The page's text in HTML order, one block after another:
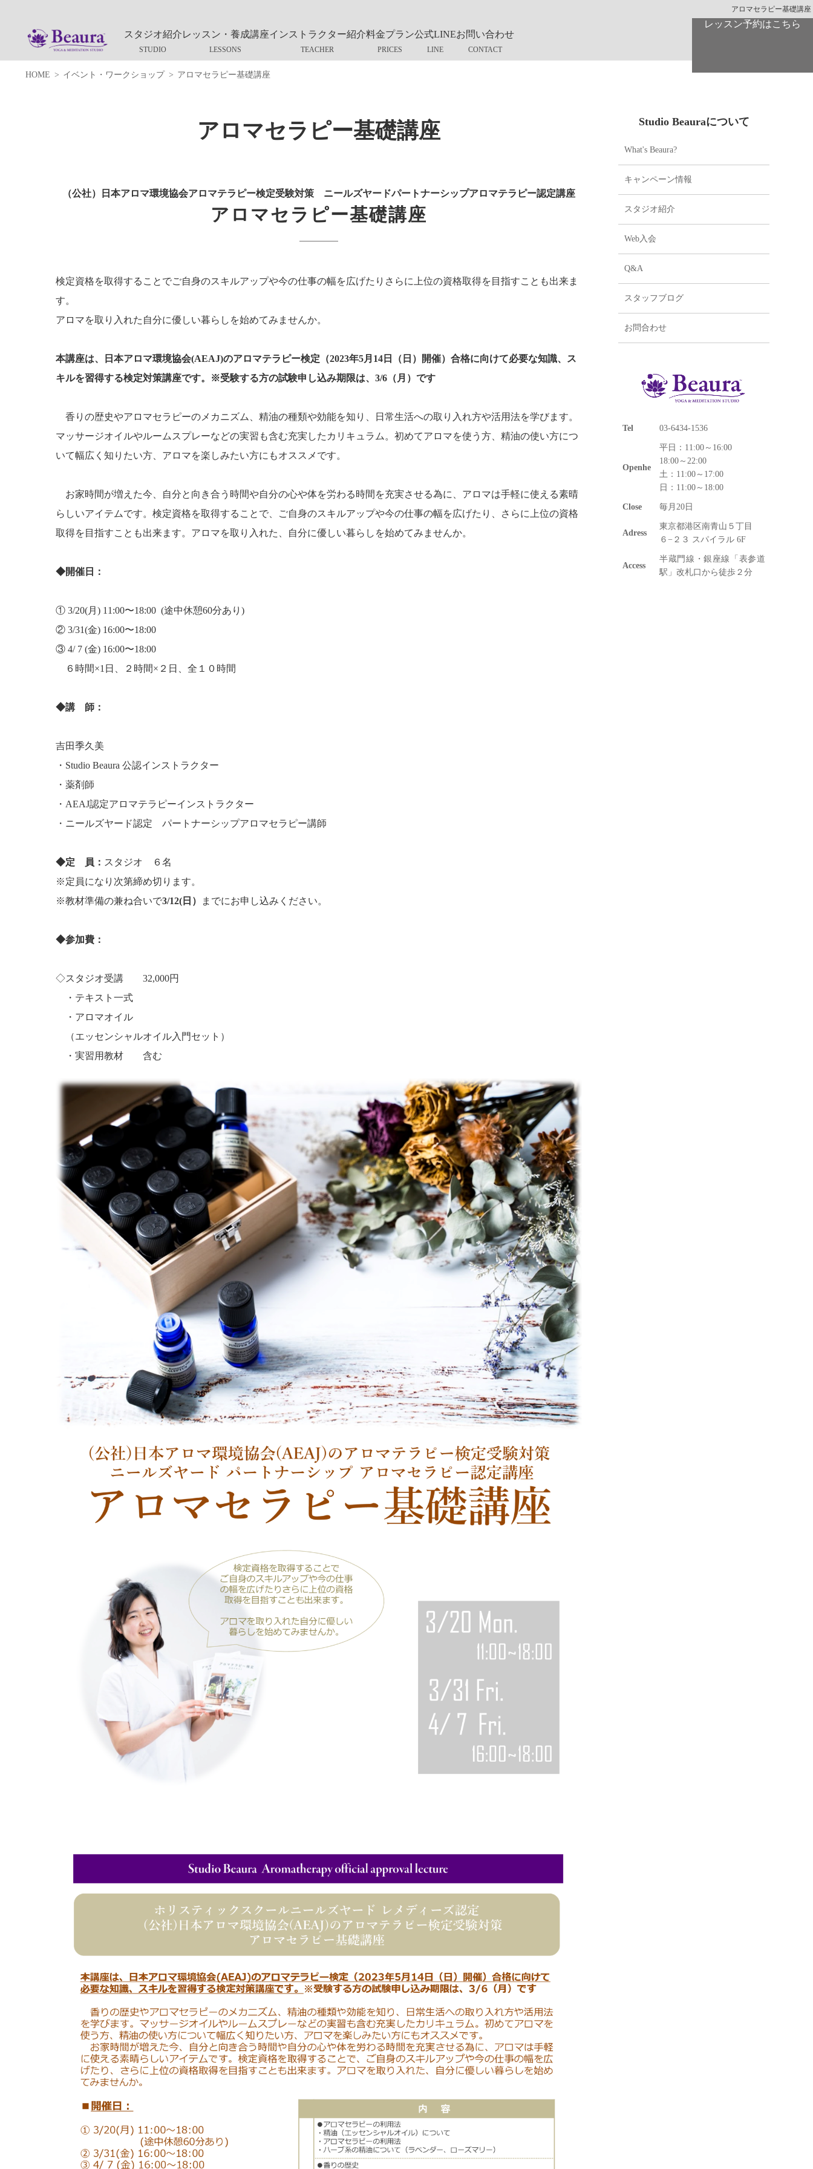
アロマセラピー基礎講座
スタジオ紹介レッスン・養成講座インストラクター紹介料金プラン公式LINEお問い合わせ
レッスン予約はこちら
HOME イベント・ワークショップ アロマセラピー基礎講座
アロマセラピー基礎講座
（公社）日本アロマ環境協会アロマテラピー検定受験対策 ニールズヤードパートナーシップアロマテラピー認定講座
アロマセラピー基礎講座
検定資格を取得することでご自身のスキルアップや今の仕事の幅を広げたりさらに上位の資格取得を目指すことも出来ま
す。
アロマを取り入れた自分に優しい暮らしを始めてみませんか。
本講座は、日本アロマ環境協会(AEAJ)のアロマテラピー検定（2023年5月14日（日）開催）合格に向けて必要な知識、ス
キルを習得する検定対策講座です。※受験する方の試験申し込み期限は、3/6（月）です
香りの歴史やアロマセラピーのメカニズム、精油の種類や効能を知り、日常生活への取り入れ方や活用法を学びます。
マッサージオイルやルームスプレーなどの実習も含む充実したカリキュラム。初めてアロマを使う方、精油の使い方につ
いて幅広く知りたい方、アロマを楽しみたい方にもオススメです。
お家時間が増えた今、自分と向き合う時間や自分の心や体を労わる時間を充実させる為に、アロマは手軽に使える素晴
らしいアイテムです。検定資格を取得することで、ご自身のスキルアップや今の仕事の幅を広げたり、さらに上位の資格
取得を目指すことも出来ます。アロマを取り入れた、自分に優しい暮らしを始めてみませんか。
◆開催日：
① 3/20(月) 11:00〜18:00 (途中休憩60分あり)
② 3/31(金) 16:00〜18:00
③ 4/ 7 (金) 16:00〜18:00
６時間×1日、２時間×２日、全１０時間
◆講 師：
吉田季久美
・Studio Beaura 公認インストラクター
・薬剤師
・AEAJ認定アロマテラピーインストラクター
・ニールズヤード認定 パートナーシップアロマセラピー講師
◆定 員： スタジオ ６名
※定員になり次第締め切ります。
※教材準備の兼ね合いで3/12(日） までにお申し込みください。
◆参加費：
◇スタジオ受講 32,000円
・テキスト一式
・アロマオイル
（エッセンシャルオイル入門セット）
・実習用教材 含む
Studio Beauraについて
What's Beaura?
キャンペーン情報
スタジオ紹介
Web入会
Q&A
スタッフブログ
お問合わせ
Tel 03-6434-1536
Openhe
平日：11:00～16:00
18:00～22:00
土：11:00～17:00
日：11:00～18:00
Close 毎月20日
Adress
東京都港区南青山５丁目
６−２３ スパイラル 6F
Access
半蔵門線・銀座線「表参道
駅」改札口から徒歩２分